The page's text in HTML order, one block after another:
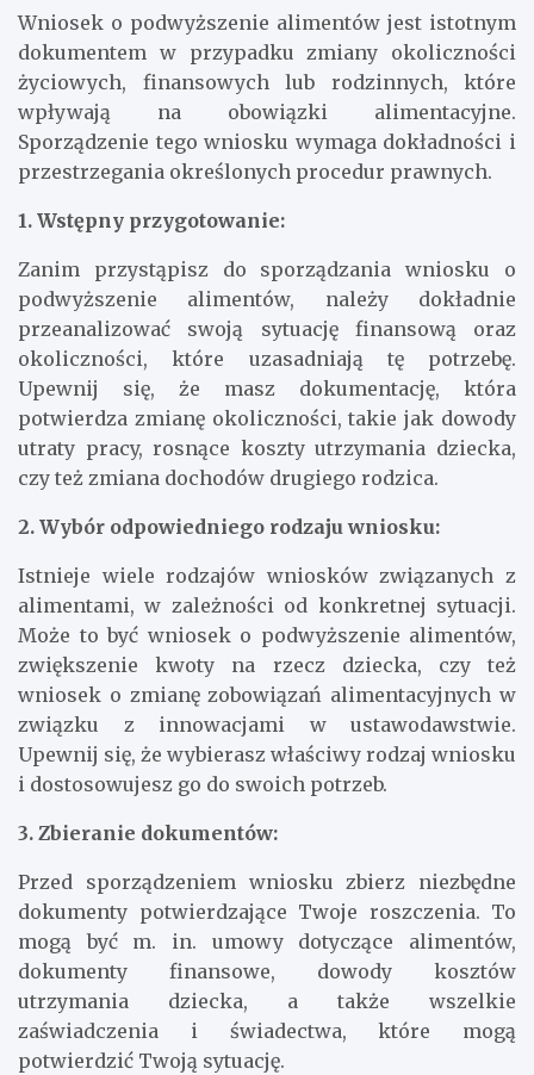
Wniosek o podwyższenie alimentów jest istotnym
dokumentem w przypadku zmiany okoliczności
życiowych, finansowych lub rodzinnych, które
wpływają na obowiązki alimentacyjne.
Sporządzenie tego wniosku wymaga dokładności i
przestrzegania określonych procedur prawnych.
1. Wstępny przygotowanie:
Zanim przystąpisz do sporządzania wniosku o
podwyższenie alimentów, należy dokładnie
przeanalizować swoją sytuację finansową oraz
okoliczności, które uzasadniają tę potrzebę.
Upewnij się, że masz dokumentację, która
potwierdza zmianę okoliczności, takie jak dowody
utraty pracy, rosnące koszty utrzymania dziecka,
czy też zmiana dochodów drugiego rodzica.
2. Wybór odpowiedniego rodzaju wniosku:
Istnieje wiele rodzajów wniosków związanych z
alimentami, w zależności od konkretnej sytuacji.
Może to być wniosek o podwyższenie alimentów,
zwiększenie kwoty na rzecz dziecka, czy też
wniosek o zmianę zobowiązań alimentacyjnych w
związku z innowacjami w ustawodawstwie.
Upewnij się, że wybierasz właściwy rodzaj wniosku
i dostosowujesz go do swoich potrzeb.
3. Zbieranie dokumentów:
Przed sporządzeniem wniosku zbierz niezbędne
dokumenty potwierdzające Twoje roszczenia. To
mogą być m. in. umowy dotyczące alimentów,
dokumenty finansowe, dowody kosztów
utrzymania dziecka, a także wszelkie
zaświadczenia i świadectwa, które mogą
potwierdzić Twoją sytuację.